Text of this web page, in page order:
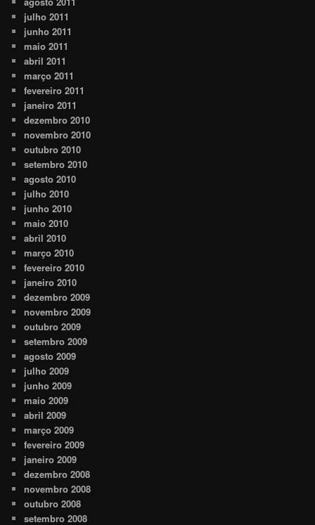
julho 2011
junho 2011
maio 2011
abril 2011
março 2011
fevereiro 2011
janeiro 2011
dezembro 2010
novembro 2010
outubro 2010
setembro 2010
agosto 2010
julho 2010
junho 2010
maio 2010
abril 2010
março 2010
fevereiro 2010
janeiro 2010
dezembro 2009
novembro 2009
outubro 2009
setembro 2009
agosto 2009
julho 2009
junho 2009
maio 2009
abril 2009
março 2009
fevereiro 2009
janeiro 2009
dezembro 2008
novembro 2008
outubro 2008
setembro 2008